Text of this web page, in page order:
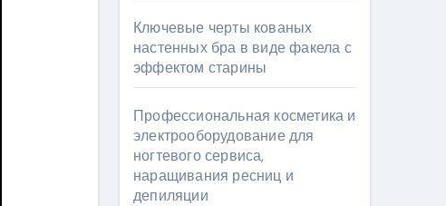
Ключевые черты кованых
настенных бра в виде факела с
эффектом старины
Профессиональная косметика и
электрооборудование для
ногтевого сервиса,
наращивания ресниц и
депиляции